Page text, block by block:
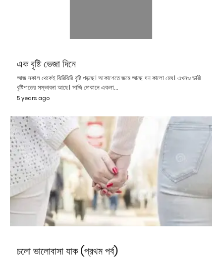
এক বৃষ্টি ভেজা দিনে
আজ সকাল থেকেই ঝিরিঝিরি বৃষ্টি পড়ছে। আকাশেতে জমে আছে ঘন কালো মেঘ। এখনও ভারী
বৃষ্টিপাতের সম্ভাবনা আছে। সাজি দোকানে একলা…
5 years ago
চলো ভালোবাসা যাক (প্রথম পর্ব)